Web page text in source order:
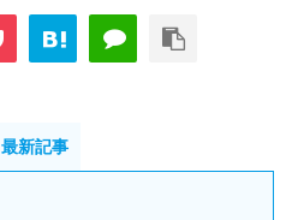
最新記事